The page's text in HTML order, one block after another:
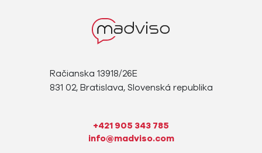
Račianska 13918/26E
831 02, Bratislava, Slovenská republika
+421 905 343 785
info@madviso.com